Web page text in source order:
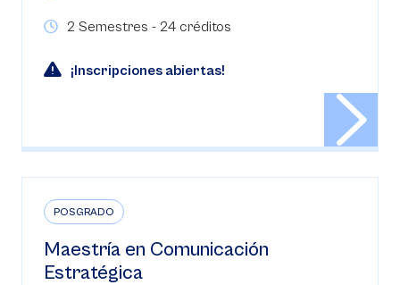
2 Semestres - 24 créditos
¡Inscripciones abiertas!
POSGRADO
Maestría en Comunicación
Estratégica